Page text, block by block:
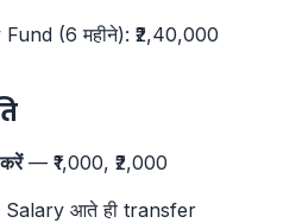
(6 महीने): ₹2,40,000
— ₹1,000, ₹2,000
आते ही transfer